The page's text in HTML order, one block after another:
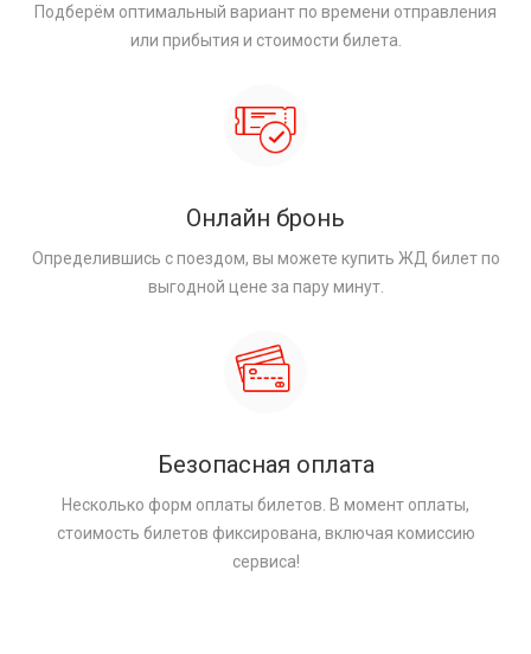
Подберём оптимальный вариант по времени отправления
или прибытия и стоимости билета.
Онлайн бронь
Определившись с поездом, вы можете купить ЖД билет по
выгодной цене за пару минут.
Безопасная оплата
Несколько форм оплаты билетов. В момент оплаты,
стоимость билетов фиксирована, включая комиссию
сервиса!